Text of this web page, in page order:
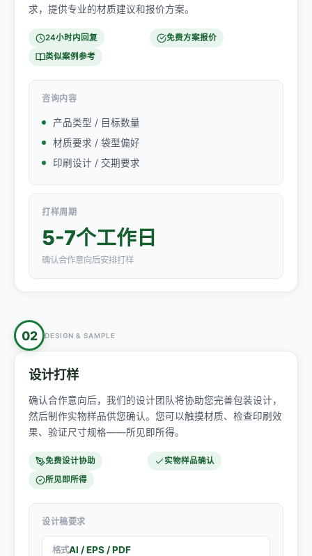
求，提供专业的材质建议和报价方案。
24小时内回复
免费方案报价
类似案例参考
咨询内容
产品类型 / 目标数量
材质要求 / 袋型偏好
印刷设计 / 交期要求
打样周期
5-7个工作日
确认合作意向后安排打样
02 DESIGN & SAMPLE
设计打样
确认合作意向后，我们的设计团队将协助您完善包装设计，
然后制作实物样品供您确认。您可以触摸材质、检查印刷效
果、验证尺寸规格——所见即所得。
免费设计协助
实物样品确认
所见即所得
设计稿要求
格式AI / EPS / PDF